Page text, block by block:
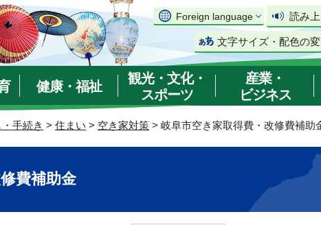
Foreign language 読み
文字サイズ・配色の
健康・福祉
観光・文化・
スポーツ
産業・
ビジネス
・手続き > 住まい > 空き家対策 > 岐阜市空き家取得費・改修費補助
費補助金